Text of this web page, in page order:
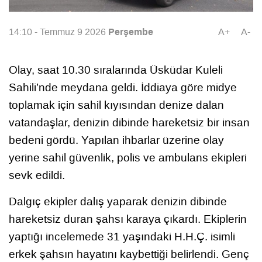
14:10 - Temmuz 9 2026 Perşembe A+ A-
Olay, saat 10.30 sıralarında Üsküdar Kuleli
Sahili’nde meydana geldi. İddiaya göre midye
toplamak için sahil kıyısından denize dalan
vatandaşlar, denizin dibinde hareketsiz bir insan
bedeni gördü. Yapılan ihbarlar üzerine olay
yerine sahil güvenlik, polis ve ambulans ekipleri
sevk edildi.
Dalgıç ekipler dalış yaparak denizin dibinde
hareketsiz duran şahsı karaya çıkardı. Ekiplerin
yaptığı incelemede 31 yaşındaki H.H.Ç. isimli
erkek şahsın hayatını kaybettiği belirlendi. Genç